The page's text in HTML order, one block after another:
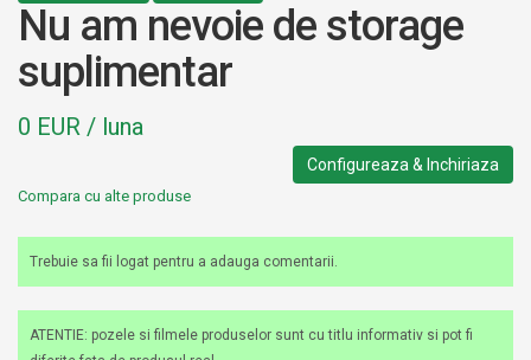
Nu am nevoie de storage
suplimentar
0 EUR / luna
Configureaza & Inchiriaza
Compara cu alte produse
Trebuie sa fii logat pentru a adauga comentarii.
ATENTIE: pozele si filmele produselor sunt cu titlu informativ si pot fi